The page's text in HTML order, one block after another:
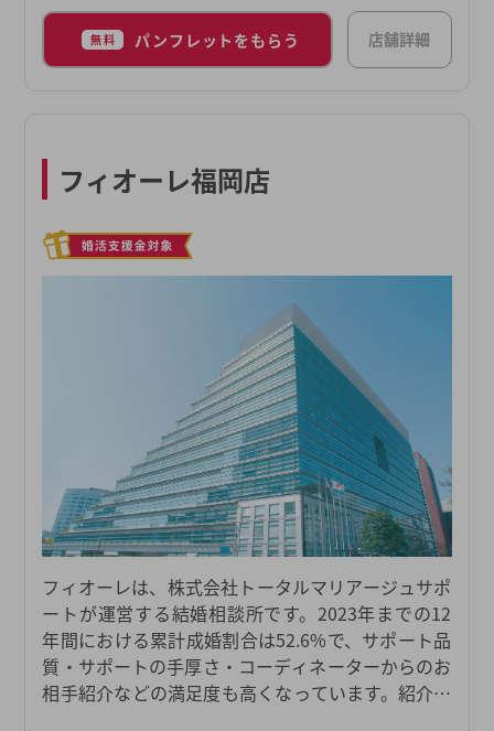
無料 パンフレットをもらう 店舗詳細
フィオーレ福岡店
フィオーレは、株式会社トータルマリアージュサポ
ートが運営する結婚相談所です。2023年までの12
年間における累計成婚割合は52.6%で、サポート品
質・サポートの手厚さ・コーディネーターからのお
相手紹介などの満足度も高くなっています。紹介対